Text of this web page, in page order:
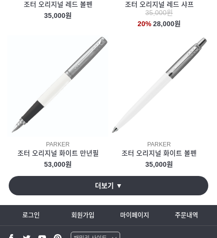
조터 오리지널 레드 볼펜
35,000원
조터 오리지널 레드 샤프
35,000원
20% 28,000원
PARKER
조터 오리지널 화이트 만년필
53,000원
PARKER
조터 오리지널 화이트 볼펜
35,000원
더보기 ▼
로그인 회원가입 마이페이지 주문내역